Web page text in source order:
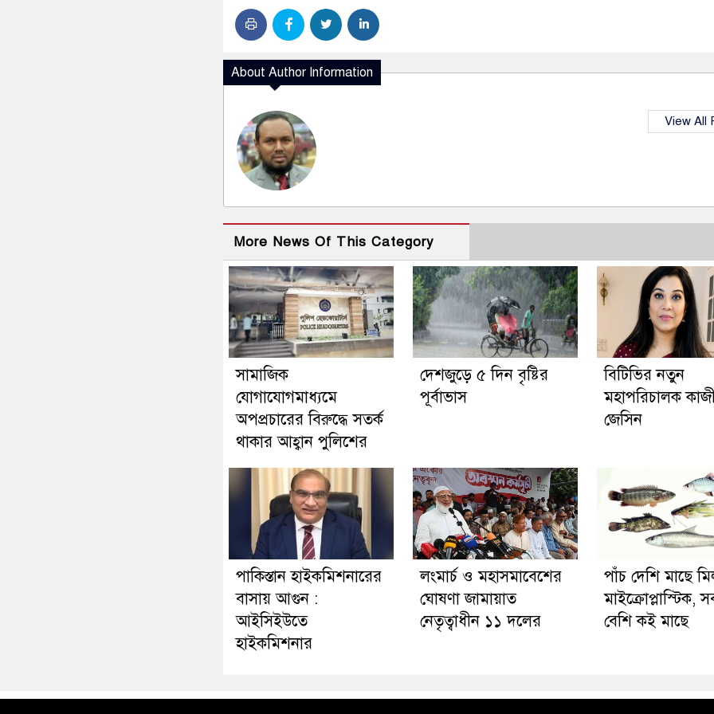
About Author Information
View All
More News Of This Category
সামাজিক
যোগাযোগমাধ্যমে
অপপ্রচারের বিরুদ্ধে সতর্ক
থাকার আহ্বান পুলিশের
দেশজুড়ে ৫ দিন বৃষ্টির
পূর্বাভাস
বিটিভির নতুন
মহাপরিচালক
জেসিন
পাকিস্তান হাইকমিশনারের
বাসায় আগুন :
আইসিইউতে
হাইকমিশনার
লংমার্চ ও মহাসমাবেশের
ঘোষণা জামায়াত
নেতৃত্বাধীন ১১ দলের
পাঁচ দেশি মাছে
মাইক্রোপ্লাস্টিক,
বেশি কই মাছে